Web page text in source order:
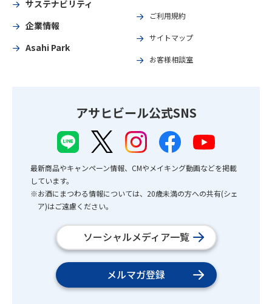
サステナビリティ
企業情報
Asahi Park
ご利用規約
サイトマップ
お客様相談室
アサヒビール公式SNS
最新商品やキャンペーン情報、CMやメイキング動画などを掲載
しています。
※お酒にまつわる情報については、20歳未満の方への共有(シェ
ア)はご遠慮ください。
ソーシャルメディア一覧
メルマガ登録